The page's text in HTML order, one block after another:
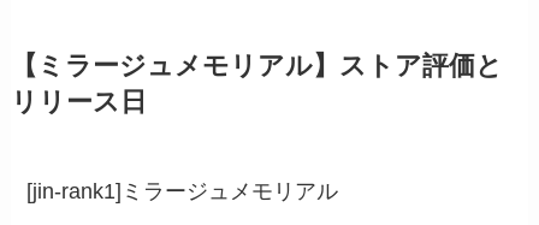
【ミラージュメモリアル】ストア評価と
リリース日
[jin-rank1]ミラージュメモリアル